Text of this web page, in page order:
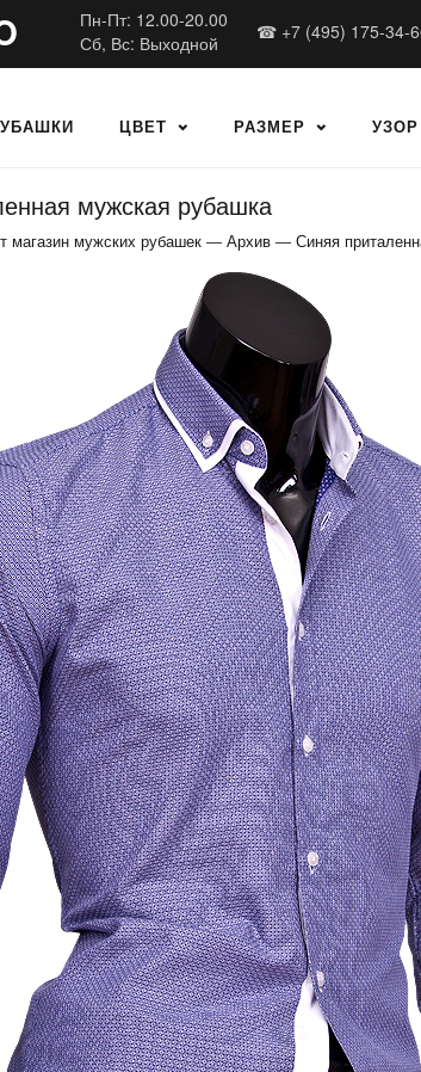
Пн-Пт: 12.00-20.00
Сб, Вс: Выходной
☎ +7 (495) 175-34-
ЦВЕТ РАЗМЕР УЗОР
мужская рубашка
магазин мужских рубашек — Архив — Синяя